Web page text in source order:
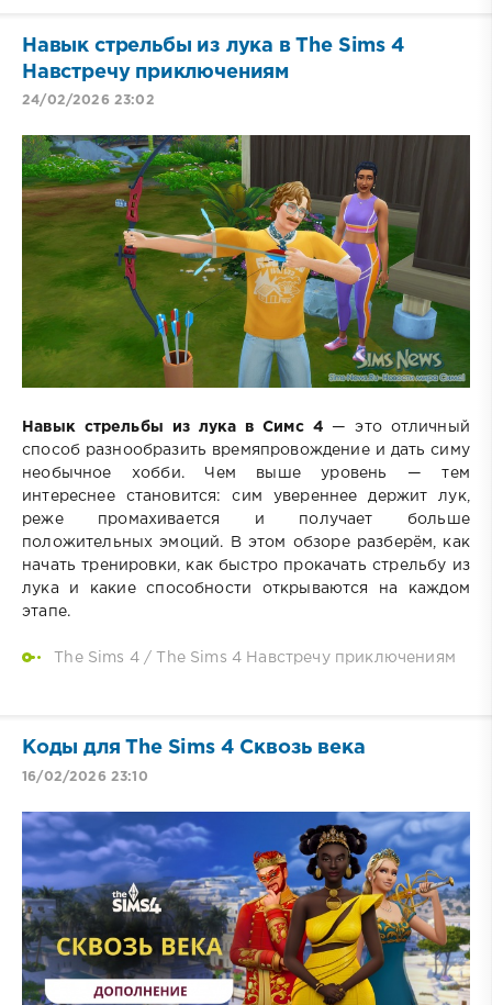
Навык стрельбы из лука в The Sims 4
Навстречу приключениям
24/02/2026 23:02
Навык стрельбы из лука в Симс 4 — это отличный
способ разнообразить времяпровождение и дать симу
необычное хобби. Чем выше уровень — тем
интереснее становится: сим увереннее держит лук,
реже промахивается и получает больше
положительных эмоций. В этом обзоре разберём, как
начать тренировки, как быстро прокачать стрельбу из
лука и какие способности открываются на каждом
этапе.
The Sims 4/ The Sims 4 Навстречу приключениям
Коды для The Sims 4 Сквозь века
16/02/2026 23:10